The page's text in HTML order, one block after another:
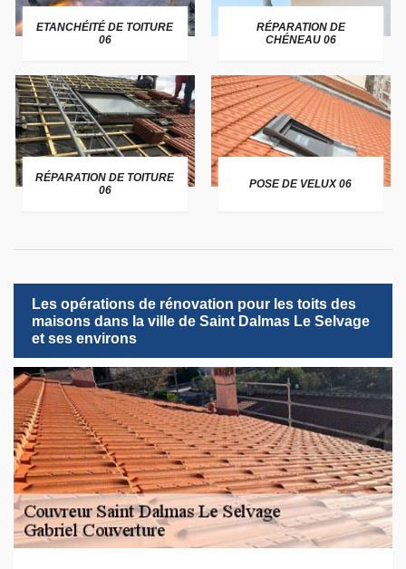
ETANCHÉITÉ DE TOITURE
06
RÉPARATION DE
CHÉNEAU 06
RÉPARATION DE TOITURE
06
POSE DE VELUX 06
Les opérations de rénovation pour les toits des
maisons dans la ville de Saint Dalmas Le Selvage
et ses environs